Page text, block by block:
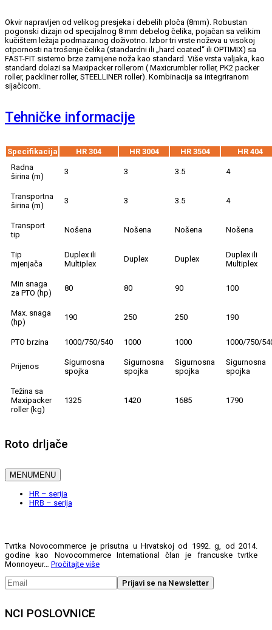
Okvir napravljen od velikog presjeka i debelih ploča (8mm). Robustan
pogonski dizajn od specijalnog 8 mm debelog čelika, pojačan sa velikim
kučištem ležaja podmazanog doživotno. Izbor tri vrste noževa u visokoj
otpornosti na trošenje čelika (standardni ili „hard coated“ ili OPTIMIX) sa
FAST-FIT sistemo brze zamijene noža kao standard. Više vrsta valjaka, kao
standard dolazi sa Maxipacker rollerom ( Maxicrumbler roller, PK2 packer
roller, packliner roller, STEELLINER roller). Kombinacija sa integriranom
sijačicom.
Tehničke informacije
Specifikacija HR 304 HR 3004 HR 3504
HR 404
Radna
širina (m)
3 3 3.5 4
Transportna
širina (m)
3 3 3.5 4
Transport
tip
Nošena Nošena Nošena Nošena
Tip
mjenjača
Duplex ili
Multiplex
Duplex Duplex
Duplex ili
Multiplex
Min snaga
za PTO (hp)
80 80 90 100
Max. snaga
(hp)
190 250 250 190
PTO brzina 1000/750/540 1000 1000 1000/750/
Prijenos
Sigurnosna
spojka
Sigurnosna
spojka
Sigurnosna
spojka
Sigurnosna
spojka
Težina sa
Maxipacker
roller (kg)
1325 1420 1685 1790
Roto drljače
MENUMENU
HR – serija
HRB – serija
Tvrtka Novocommerce je prisutna u Hrvatskoj od 1992. g, od 2014.
godine kao Novocommerce International član je francuske tvrtke
Monnoyeur… Pročitajte više
NCI POSLOVNICE